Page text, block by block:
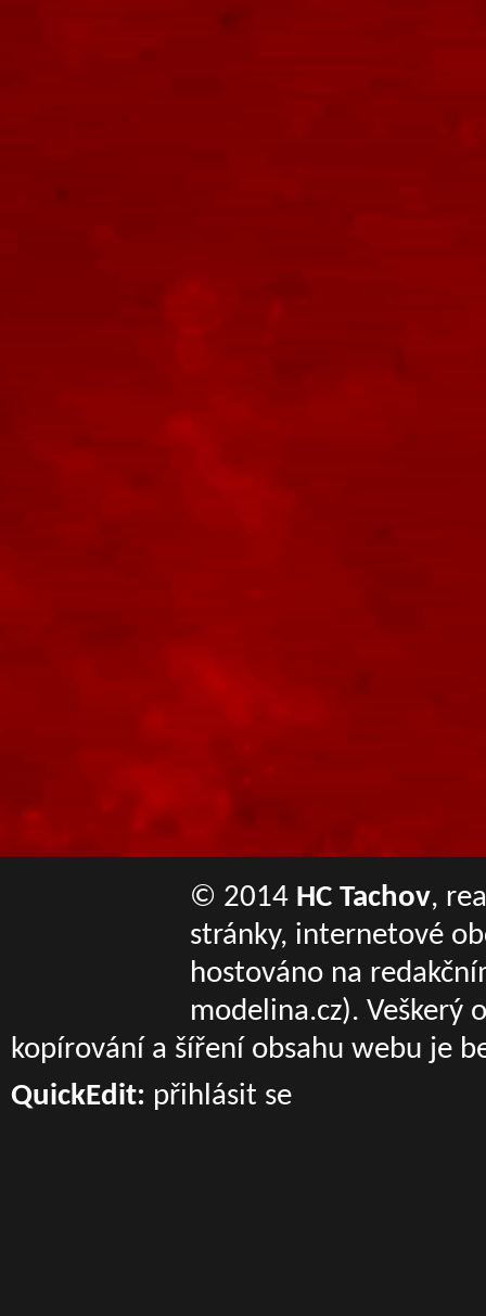
© 2014 HC Tachov,
stránky, internetové
hostováno na
modelina.cz). Veškerý
kopírování a šíření obsahu webu je
QuickEdit: přihlásit se